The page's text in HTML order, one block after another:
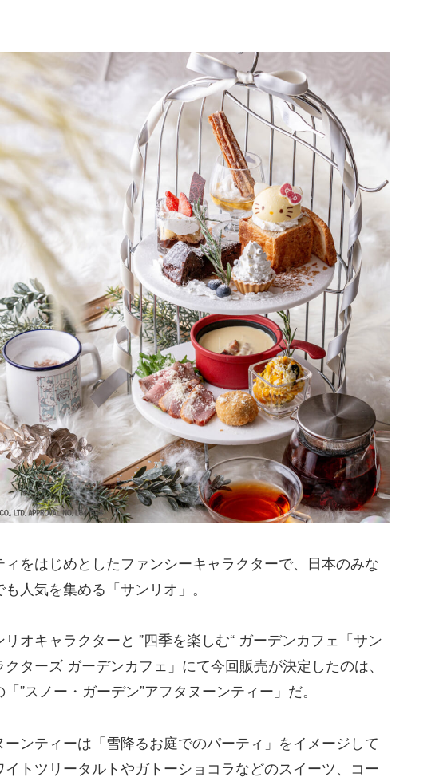
ィをはじめとしたファンシーキャラクターで、日本のみな
人気を集める「サンリオ」。
リオキャラクターと ”四季を楽しむ“ ガーデンカフェ「サン
クターズ ガーデンカフェ」にて今回販売が決定したのは、
”スノー・ガーデン”アフタヌーンティー」だ。
ーンティーは「雪降るお庭でのパーティ」をイメージして
イトツリータルトやガトーショコラなどのスイーツ、コー